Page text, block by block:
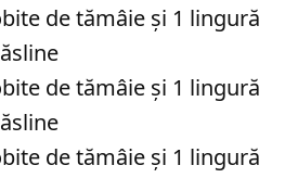
de tămâie și 1 lingură
de tămâie și 1 lingură
de tămâie și 1 lingură